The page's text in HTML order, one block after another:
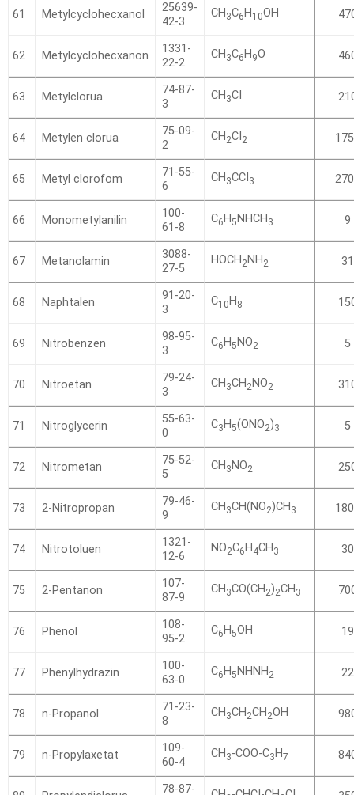
61 Metylcyclohecxanol
25639-
42-3
CH 3C6 H 10OH
62 Metylcyclohecxanon
1331-
22-2
CH 3C6 H 9O
63 Metylclorua
74-87-
3
CH 3CI
64 Metylen clorua
75-09-
2
CH 2CI 2
65 Metyl clorofom
71-55-
6
CH 3­CCI 3
66 Monometylanilin
100-
61-8
C6 H5 NHCH 3 9
67 Metanolamin
3088-
27-5
HOCH 2NH 2 31
68 Naphtalen
91-20-
3
C10 H 8
69 Nitrobenzen
98-95-
3
C6 H5 NO2 5
70 Nitroetan
79-24-
3
CH 3CH 2NO2
71 Nitroglycerin
55-63-
0
C3 H5(ONO2)3 5
72 Nitrometan
75-52-
5
CH 3 NO2
73 2-Nitropropan
79-46-
9
CH 3CH(NO2)CH 3
74 Nitrotoluen
1321-
12-6
NO2C6 H 4CH 3 30
75 2-Pentanon
107-
87-9
CH 3CO(CH 2)2CH 3
76 Phenol
108-
95-2
C6 H5OH 19
77 Phenylhydrazin
100-
63-0
C6 H5 NHNH 2 22
78 n-Propanol
71-23-
8
CH 3CH 2CH 2OH
79 n-Propylaxetat
109-
60-4
CH 3­­-COO-C3 H7
78-87-